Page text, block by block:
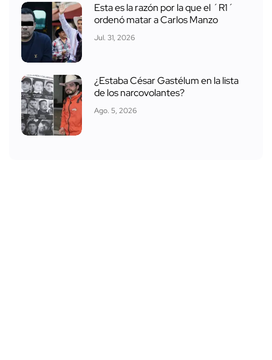
Esta es la razón por la que el ´R1´
ordenó matar a Carlos Manzo
Jul. 31, 2026
¿Estaba César Gastélum en la lista
de los narcovolantes?
Ago. 5, 2026